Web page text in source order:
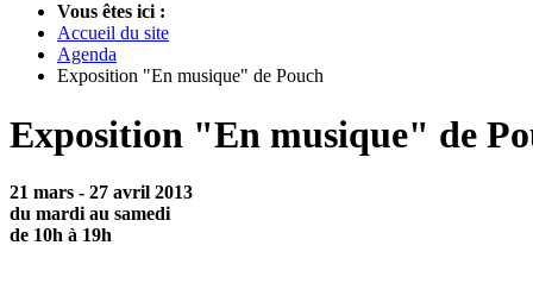
Vous êtes ici :
Accueil du site
Agenda
Exposition "En musique" de Pouch
Exposition "En musique" de
21 mars - 27 avril 2013
du mardi au samedi
de 10h à 19h